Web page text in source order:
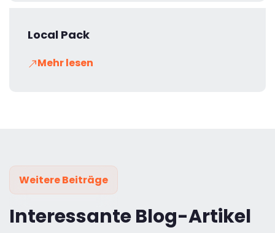
Local Pack
Mehr lesen
Weitere Beiträge
Interessante Blog-Artikel